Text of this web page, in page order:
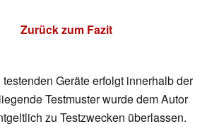
Zurück zum Fazit
Geräte erfolgt innerhalb der
Testmuster wurde dem Autor
zu Testzwecken überlassen.